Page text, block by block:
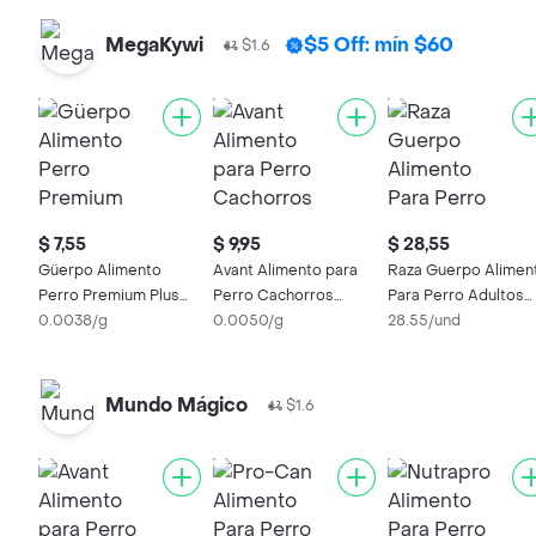
MegaKywi $1.6 $5 Off: mín $60
$ 7,55
Güerpo Alimento
Perro Premium Plus
Light
0.0038/g
$ 9,95
Avant Alimento para
Perro Cachorros
Sabor a Pollo
0.0050/g
$ 28,55
Raza Guerpo
Para Perro Adultos
Mediana - Grande 9
28.55/und
Mundo Mágico $1.6